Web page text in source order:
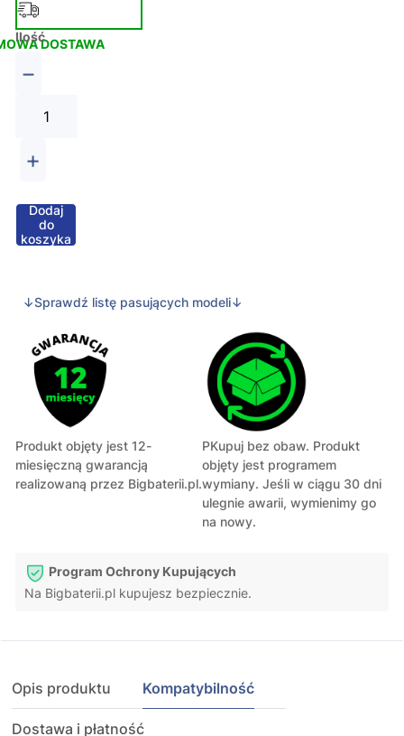
DOSTAWA
Ilość
−
+
Dodaj
do
koszyka
↓Sprawdź listę pasujących modeli↓
Produkt objęty jest 12-
miesięczną gwarancją
realizowaną przez Bigbaterii.pl.
PKupuj bez obaw. Produkt
objęty jest programem
wymiany. Jeśli w ciągu 30 dni
ulegnie awarii, wymienimy go
na nowy.
Program Ochrony Kupujących
Na Bigbaterii.pl kupujesz bezpiecznie.
Opis produktu Kompatybilność
Dostawa i płatność